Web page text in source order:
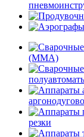
(MMA)
резки